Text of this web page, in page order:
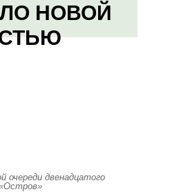
НОВОЙ
очереди двенадцатого